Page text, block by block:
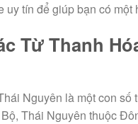
tín để giúp bạn có một
Từ Thanh
Nguyên là một con
Thái Nguyên thuộc